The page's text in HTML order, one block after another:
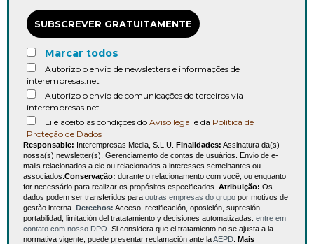
SUBSCREVER GRATUITAMENTE
Marcar todos
Autorizo o envio de newsletters e informações de
interempresas.net
Autorizo o envio de comunicações de terceiros via
interempresas.net
Li e aceito as condições do Aviso legal e da Política de
Proteção de Dados
Responsable: Interempresas Media, S.L.U. Finalidades: Assinatura da(s)
nossa(s) newsletter(s). Gerenciamento de contas de usuários. Envio de e-
mails relacionados a ele ou relacionados a interesses semelhantes ou
associados. Conservação: durante o relacionamento com você, ou enquanto
for necessário para realizar os propósitos especificados. Atribuição: Os
dados podem ser transferidos para outras empresas do grupo por motivos de
gestão interna. Derechos: Acceso, rectificación, oposición, supresión,
portabilidad, limitación del tratatamiento y decisiones automatizadas: entre em
contato com nosso DPO . Si considera que el tratamiento no se ajusta a la
normativa vigente, puede presentar reclamación ante laAEPD Mais